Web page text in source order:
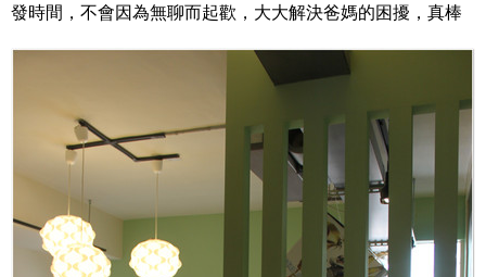
發時間，不會因為無聊而起歡，大大解決爸媽的困擾，真棒